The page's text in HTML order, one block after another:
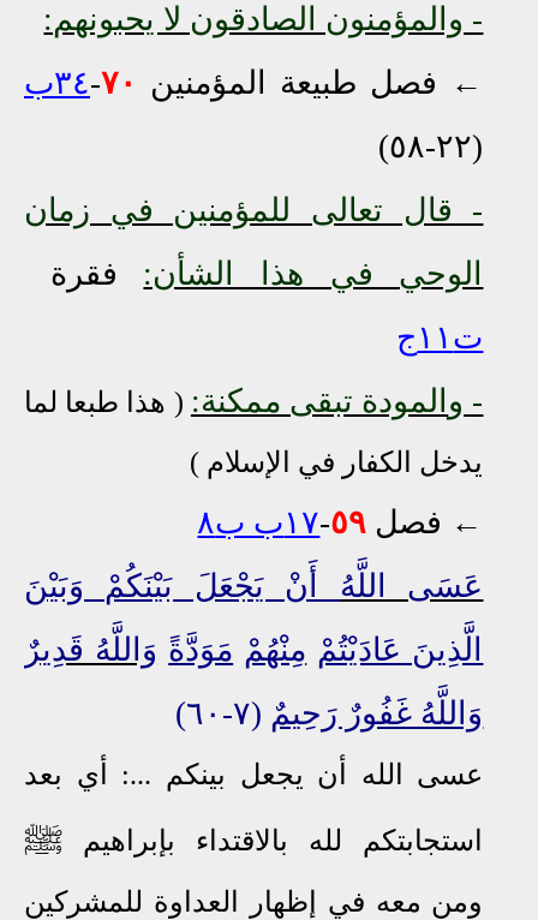
- والمؤمنون الصادقون لا يحبونهم:
← فصل طبيعة المؤمنين ٧٠-٣٤ب
(٢٢-٥٨)
- قال تعالى للمؤمنين في زمان
الوحي في هذا الشأن: فقرة
ت١١ج
- و المودة تبقى ممكنة: ( هذا طبعا لما
يدخل الكفار في الإسلام )
← فصل ٥٩-١٧ب ب٨
عَسَى اللَّهُ أَنْ يَجْعَلَ بَيْنَكُمْ وَبَيْنَ
الَّذِينَ عَادَيْتُمْ مِنْهُمْ مَوَدَّةً وَاللَّهُ قَدِيرٌ
وَاللَّهُ غَفُورٌ رَحِيمٌ (٧-٦٠)
عسى الله أن يجعل بينكم ...: أي بعد
استجابتكم لله بالاقتداء بإبراهيم ﷺ
ومن معه في إظهار العداوة للمشركين